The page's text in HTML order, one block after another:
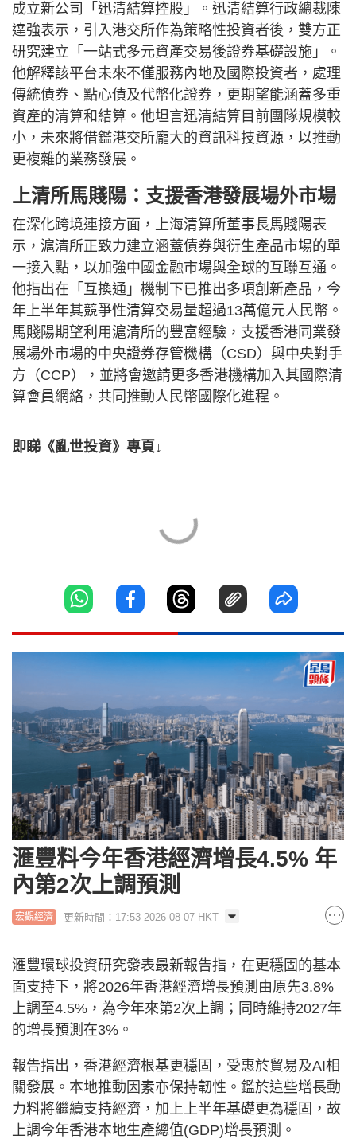
成立新公司「迅清結算控股」。迅清結算行政總裁陳
達強表示，引入港交所作為策略性投資者後，雙方正
研究建立「一站式多元資產交易後證券基礎設施」。
他解釋該平台未來不僅服務內地及國際投資者，處理
傳統債券、點心債及代幣化證券，更期望能涵蓋多重
資產的清算和結算。他坦言迅清結算目前團隊規模較
小，未來將借鑑港交所龐大的資訊科技資源，以推動
更複雜的業務發展。
上清所馬賤陽：支援香港發展場外市場
在深化跨境連接方面，上海清算所董事長馬賤陽表
示，滬清所正致力建立涵蓋債券與衍生產品市場的單
一接入點，以加強中國金融市場與全球的互聯互通。
他指出在「互換通」機制下已推出多項創新產品，今
年上半年其競爭性清算交易量超過13萬億元人民幣。
馬賤陽期望利用滬清所的豐富經驗，支援香港同業發
展場外市場的中央證券存管機構（CSD）與中央對手
方（CCP），並將會邀請更多香港機構加入其國際清
算會員網絡，共同推動人民幣國際化進程。
即睇《亂世投資》專頁↓
滙豐料今年香港經濟增長4.5% 年
內第2次上調預測
宏觀經濟 更新時間：17:53 2026-08-07 HKT
滙豐環球投資研究發表最新報告指，在更穩固的基本
面支持下，將2026年香港經濟增長預測由原先3.8%
上調至4.5%，為今年來第2次上調；同時維持2027年
的增長預測在3%。
報告指出，香港經濟根基更穩固，受惠於貿易及AI相
關發展。本地推動因素亦保持韌性。鑑於這些增長動
力料將繼續支持經濟，加上上半年基礎更為穩固，故
上調今年香港本地生產總值(GDP)增長預測。